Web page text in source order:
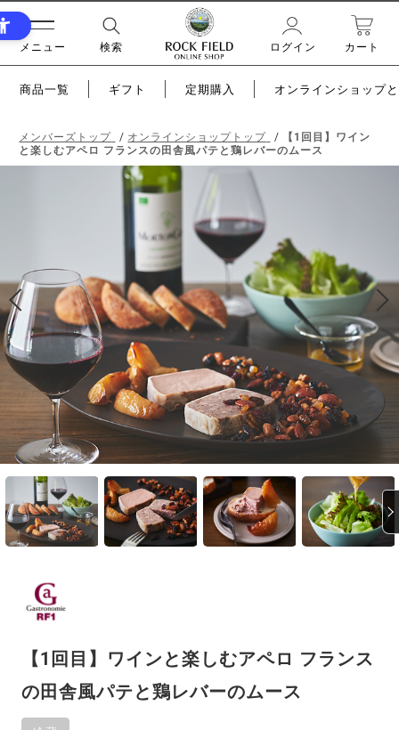
メニュー 検索 ログイン カート
商品一覧 ギフト 定期購入 オンラインショップ
メンバーズトップ オンラインショップトップ
【1回目】ワイン
と楽しむアペロ フランスの田舎風パテと鶏レバーのムース
【1回目】ワインと楽しむアペロ フランス
の田舎風パテと鶏レバーのムース